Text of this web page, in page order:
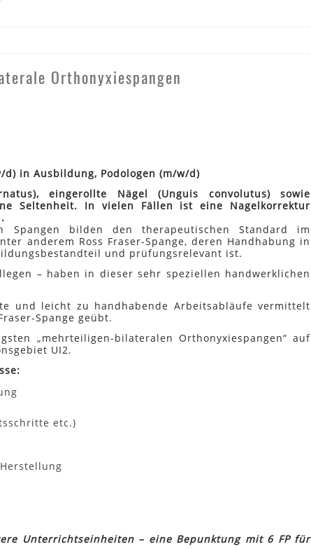
Orthonyxiespangen
in Ausbildung, Podologen (m/w/d)
eingerollte Nägel (Unguis convolutus) sowie
Seltenheit. In vielen Fällen ist eine Nagelkorrektur
bilden den therapeutischen Standard im
anderem Ross Fraser-Spange, deren Handhabung in
und prüfungsrelevant ist.
– haben in dieser sehr speziellen handwerklichen
und leicht zu handhabende Arbeitsabläufe vermittelt
Spange geübt.
„mehrteiligen-bilateralen Orthonyxiespangen“ auf
UI2.
etc.)
Unterrichtseinheiten – eine Bepunktung mit 6 FP für